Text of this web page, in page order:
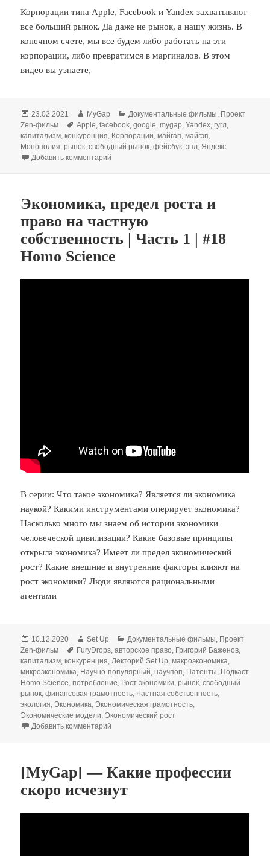
Корпорации типа Apple, Facebook и Yandex захватывают
все больший рынок. Да даже не рынок, а нашу жизнь. В
конечном счете, мы все будем либо работать на эти
корпорации, либо превратимся в маргиналов. В этом
видео вы узнаете,
Опубликовано
23.02.2021 Автор
MyGap Рубрики
Документальные фильмы, Проект
Zen-фильм
Метки
Apple,facebook,google,mygap,Yandex,гугл,
капитализм,конкуренция, Корпорации,майгап,майгэп,
Монополия,рынок,свободный рынок,фейсбук,эпл,Яндекс
Добавить комментарий
Экономика, предел роста и
право на частную
собственность | Часть 1 | #18
Homo Science
В серии: Что такое экономика? Является ли экономика
наукой? Какими инструментами оперирует экономика?
Насколько много мы знаем об истории экономики
человеческой цивилизации? Какие базовые принципы
открыла экономика? Имеет ли предел экономический
рост? Какие внешние и внутренние факторы влияют на
рост экономики? Люди являются рациональными
агентами
Опубликовано
10.12.2020 Автор
Set Up Рубрики
Документальные фильмы, Проект
Zen-фильм
Метки
FuryDrops,авторское право, Григорий Баженов,
капитализм,конкуренция,Лекторий Set Up,макроэкономика,
микроэкономика, Научно-популярный,научпоп, Патенты, Подкаст
Homo Science,потребление, Рост экономики,рынок,свободный
рынок,финансовая грамотность, Частная собственность,
экология, Экономика, Экономическая грамотность,
Экономические модели, Экономический рост
Добавить комментарий
[MyGap] — Какие профессии
скоро исчезнут